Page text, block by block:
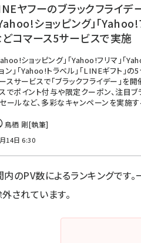
ヤフーのブラックフライデ
ショッピング」「Yahoo!
コマース5サービスで実施
ショッピング」「Yahoo!フリマ」「
ン」「Yahoo!トラベル」「LINEギフト」の
スサービスで「ブラックフライデー」を開
でポイント付与や限定クーポン、注目ブ
ールなど、多彩なキャンペーンを実施す
鳥栖 剛[執筆]
14日 6:30
のPV数によるランキングです
されています。